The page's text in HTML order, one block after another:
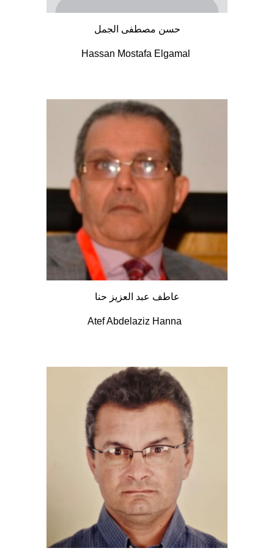
حسن مصطفى الجمل
Hassan Mostafa Elgamal
عاطف عبد العزيز حنا
Atef Abdelaziz Hanna